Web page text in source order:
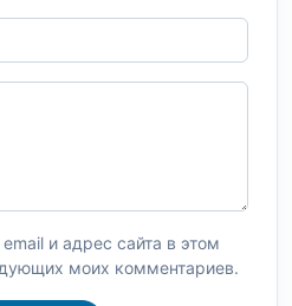
и адрес сайта в этом
моих комментариев.